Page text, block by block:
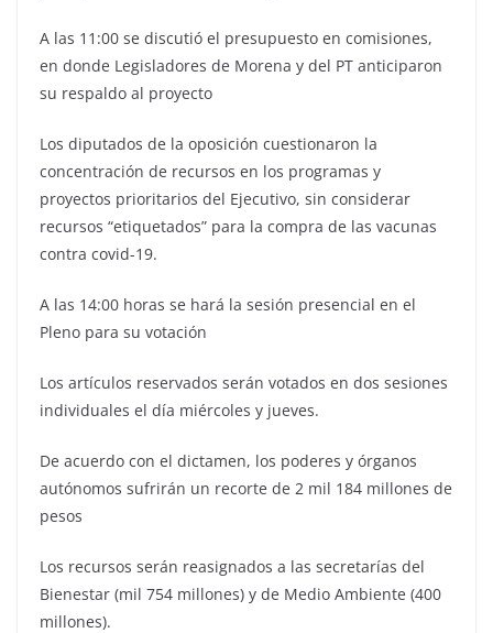
A las 11:00 se discutió el presupuesto en comisiones,
en donde Legisladores de Morena y del PT anticiparon
su respaldo al proyecto
Los diputados de la oposición cuestionaron la
concentración de recursos en los programas y
proyectos prioritarios del Ejecutivo, sin considerar
recursos “etiquetados” para la compra de las vacunas
contra covid-19.
A las 14:00 horas se hará la sesión presencial en el
Pleno para su votación
Los artículos reservados serán votados en dos sesiones
individuales el día miércoles y jueves.
De acuerdo con el dictamen, los poderes y órganos
autónomos sufrirán un recorte de 2 mil 184 millones de
pesos
Los recursos serán reasignados a las secretarías del
Bienestar (mil 754 millones) y de Medio Ambiente (400
millones).